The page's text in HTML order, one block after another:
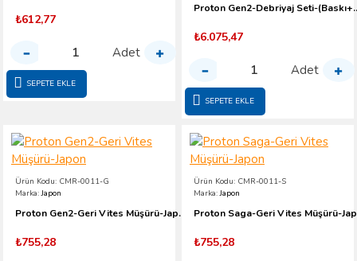
₺612,77
Adet
SEPETE EKLE
Proton Gen2-
₺6.075,47
Adet
SEPETE EKLE
Ürün Kodu: CMR-0011-G
Marka: Japon
Proton Gen2-Geri Vites Müşürü-Japon
₺755,28
Ürün Kodu: CMR-0011-S
Marka: Japon
₺755,28